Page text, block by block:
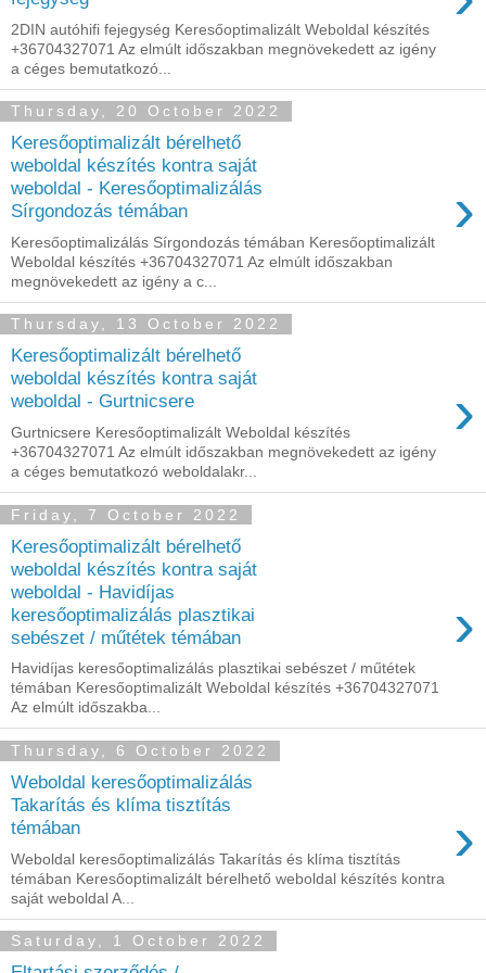
2DIN autóhifi fejegység Keresőoptimalizált Weboldal készítés
+36704327071 Az elmúlt időszakban megnövekedett az igény
a céges bemutatkozó...
Thursday, 20 October 2022
Keresőoptimalizált bérelhető
weboldal készítés kontra saját
weboldal - Keresőoptimalizálás
Sírgondozás témában
›
Keresőoptimalizálás Sírgondozás témában Keresőoptimalizált
Weboldal készítés +36704327071 Az elmúlt időszakban
megnövekedett az igény a c...
Thursday, 13 October 2022
Keresőoptimalizált bérelhető
weboldal készítés kontra saját
weboldal - Gurtnicsere
›
Gurtnicsere Keresőoptimalizált Weboldal készítés
+36704327071 Az elmúlt időszakban megnövekedett az igény
a céges bemutatkozó weboldalakr...
Friday, 7 October 2022
Keresőoptimalizált bérelhető
weboldal készítés kontra saját
weboldal - Havidíjas
keresőoptimalizálás plasztikai
sebészet / műtétek témában
›
Havidíjas keresőoptimalizálás plasztikai sebészet / műtétek
témában Keresőoptimalizált Weboldal készítés +36704327071
Az elmúlt időszakba...
Thursday, 6 October 2022
Weboldal keresőoptimalizálás
Takarítás és klíma tisztítás
témában
›
Weboldal keresőoptimalizálás Takarítás és klíma tisztítás
témában Keresőoptimalizált bérelhető weboldal készítés kontra
saját weboldal A...
Saturday, 1 October 2022